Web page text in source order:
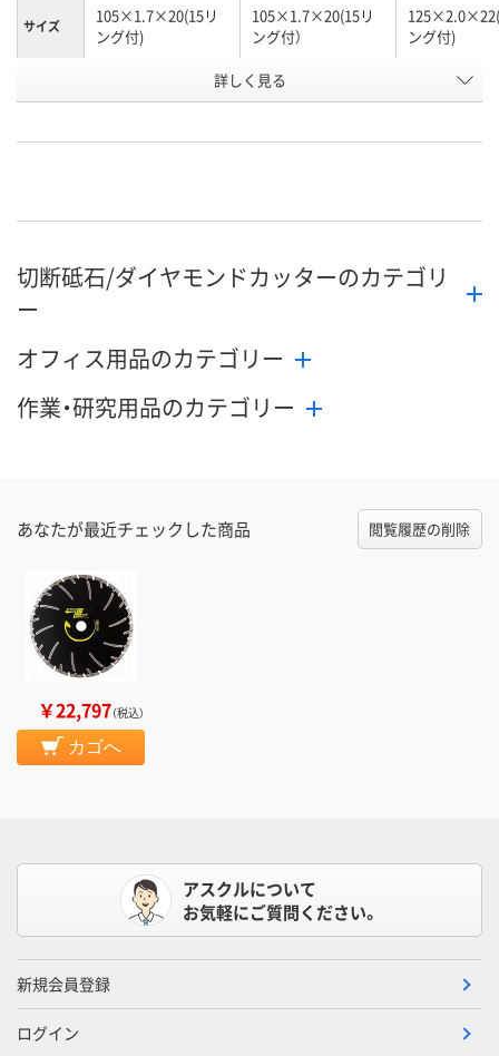
サイズ
105×1.7×20(15リ
ング付)
105×1.7×20(15リ
ング付）
ング付)
LP4
号
お届け日 8月27日（木）まで 8月27日（木）まで 8月27日（木）
数量 数量 数量
詳しく見る
切断砥石/ダイヤモンドカッターのカテゴリ
ー
オフィス用品のカテゴリー
作業・研究用品のカテゴリー
あなたが最近チェックした商品 閲覧履歴の削除
￥22,797（税込）
カゴへ
アスクルについて
お気軽にご質問ください。
新規会員登録
ログイン